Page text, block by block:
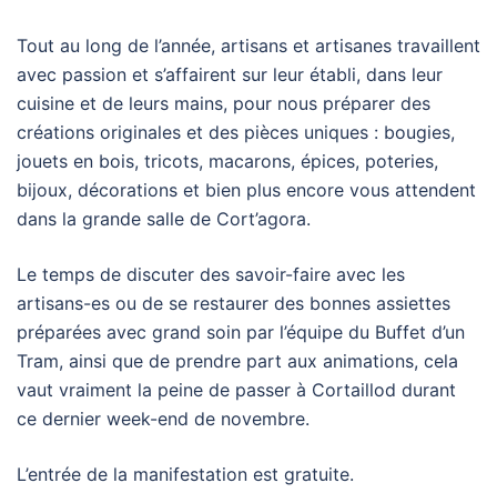
Tout au long de l’année, artisans et artisanes travaillent
avec passion et s’affairent sur leur établi, dans leur
cuisine et de leurs mains, pour nous préparer des
créations originales et des pièces uniques : bougies,
jouets en bois, tricots, macarons, épices, poteries,
bijoux, décorations et bien plus encore vous attendent
dans la grande salle de Cort’agora.
Le temps de discuter des savoir-faire avec les
artisans-es ou de se restaurer des bonnes assiettes
préparées avec grand soin par l’équipe du Buffet d’un
Tram, ainsi que de prendre part aux animations, cela
vaut vraiment la peine de passer à Cortaillod durant
ce dernier week-end de novembre.
L’entrée de la manifestation est gratuite.